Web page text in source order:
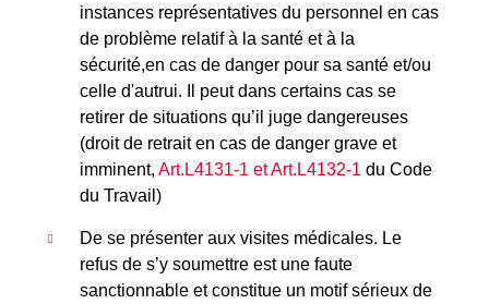
instances représentatives du personnel en cas
de problème relatif à la santé et à la
sécurité,en cas de danger pour sa santé et/ou
celle d'autrui. Il peut dans certains cas se
retirer de situations qu’il juge dangereuses
(droit de retrait en cas de danger grave et
imminent, Art.L4131-1 et Art.L4132-1 du Code
du Travail)
De se présenter aux visites médicales. Le
refus de s’y soumettre est une faute
sanctionnable et constitue un motif sérieux de